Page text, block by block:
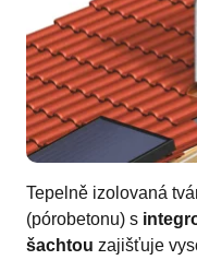
Tepelně izolovaná
(pórobetonu) s
šachtou zajišťuje